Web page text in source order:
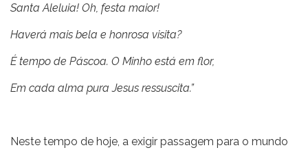
Santa Aleluia! Oh, festa maior!
Haverá mais bela e honrosa visita?
É tempo de Páscoa. O Minho está em flor,
Em cada alma pura Jesus ressuscita.”
Neste tempo de hoje, a exigir passagem para o mundo